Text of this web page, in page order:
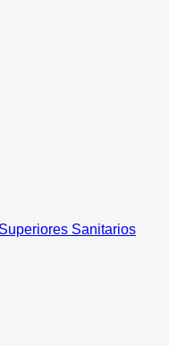
Sanitarios